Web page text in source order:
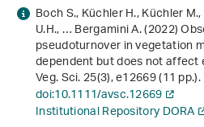
Boch S., Küchler H., Küchler
U.H., … Bergamini A. (2022)
pseudoturnover in vegetation
dependent but does not
Veg. Sci.25(3), e12669 (11 pp.).
doi:10.1111/avsc.12669
Institutional Repository DORA